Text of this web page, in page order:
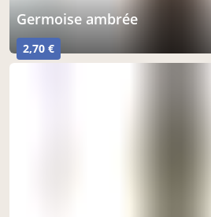
germoise ambrée
2,70 €